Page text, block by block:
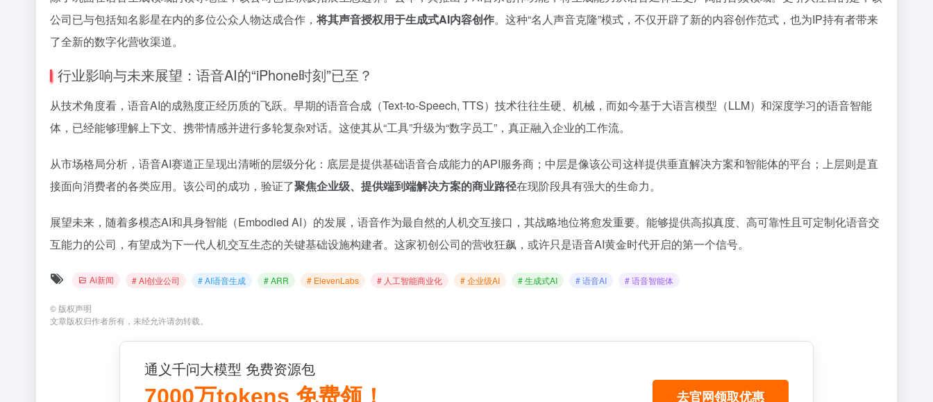
公司已与包括知名影星在内的多位公众人物达成合作，将其声音授权用于生成式AI内容创作。这种“名人声音克隆”模式，不仅开辟了新的内容创作范式，也为IP持有者带来
了全新的数字化营收渠道。
行业影响与未来展望：语音AI的“iPhone时刻”已至？
从技术角度看，语音AI的成熟度正经历质的飞跃。早期的语音合成（Text-to-Speech, TTS）技术往往生硬、机械，而如今基于大语言模型（LLM）和深度学习的语音智能
体，已经能够理解上下文、携带情感并进行多轮复杂对话。这使其从“工具”升级为“数字员工”，真正融入企业的工作流。
从市场格局分析，语音AI赛道正呈现出清晰的层级分化：底层是提供基础语音合成能力的API服务商；中层是像该公司这样提供垂直解决方案和智能体的平台；上层则是直
接面向消费者的各类应用。该公司的成功，验证了聚焦企业级、提供端到端解决方案的商业路径在现阶段具有强大的生命力。
展望未来，随着多模态AI和具身智能（Embodied AI）的发展，语音作为最自然的人机交互接口，其战略地位将愈发重要。能够提供高拟真度、高可靠性且可定制化语音交
互能力的公司，有望成为下一代人机交互生态的关键基础设施构建者。这家初创公司的营收狂飙，或许只是语音AI黄金时代开启的第一个信号。
Ai新闻 # AI创业公司 # AI语音生成 # ARR # ElevenLabs # 人工智能商业化 # 企业级AI # 生成式AI # 语音AI # 语音智能体
© 版权声明
文章版权归作者所有，未经允许请勿转载。
通义千问大模型 免费资源包
7000万tokens 免费领！ 去官网领取优惠